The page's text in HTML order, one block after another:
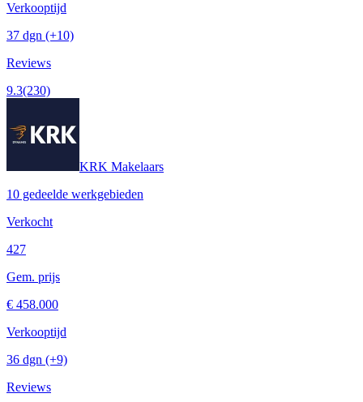
Verkooptijd
37 dgn (+10)
Reviews
9.3(230)
KRK Makelaars
10 gedeelde werkgebieden
Verkocht
427
Gem. prijs
€ 458.000
Verkooptijd
36 dgn (+9)
Reviews